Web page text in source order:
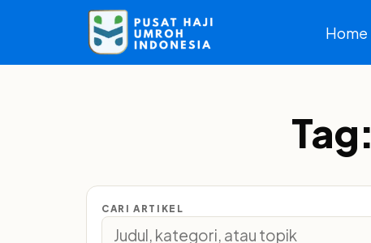
Home
Tag:
CARI ARTIKEL